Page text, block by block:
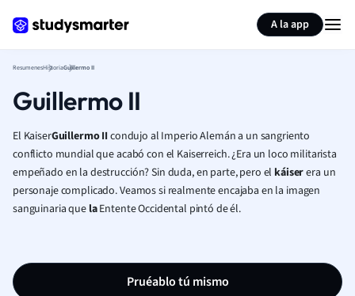
A la app
ResumenesHistoriaGuillermo II
Guillermo II
El KaiserGuillermo IIcondujo al Imperio Alemán a un sangriento
conflicto mundial que acabó con el Kaiserreich. ¿Era un loco militarista
empeñado en la destrucción? Sin duda, en parte, pero el káiserera un
personaje complicado. Veamos si realmente encajaba en la imagen
sanguinaria que laEntente Occidental pintó de él.
Pruéablo tú mismo
Resumir página